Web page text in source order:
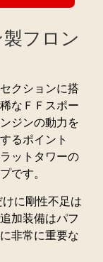
フロン
クションに搭
なＦＦスポー
ジンの動力を
るポイント
ットタワーの
です。
に剛性不足は
加装備はパフ
非常に重要な